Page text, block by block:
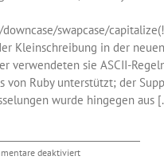
swapcase/
Kleinschreibung in der
verwendeten sie ASCII-
von Ruby unterstützt; der
wurde hingegen aus
deaktiviertfür